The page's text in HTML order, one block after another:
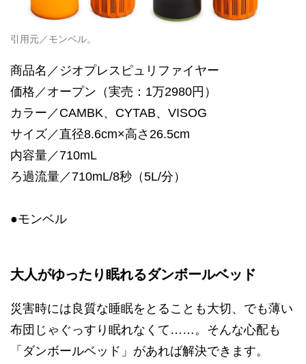
引用元／モンベル。
商品名／ジオプレスピュリファイヤー
価格／オープン（実売：1万2980円）
カラー／CAMBK、CYTAB、VISOG
サイズ／直径8.6cm×高さ26.5cm
内容量／710mL
ろ過流量／710mL/8秒（5L/分）
●モンベル
大人がゆったり眠れるダンボールベッド
災害時には良質な睡眠をとることも大切、でも薄い
布団じゃぐっすり眠れなくて……。そんな心配も
「ダンボールベッド」があれば解決できます。